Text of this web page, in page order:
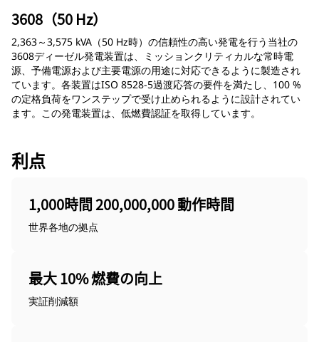
3608（50 Hz）
2,363～3,575 kVA（50 Hz時）の信頼性の高い発電を行う当社の
3608ディーゼル発電装置は、ミッションクリティカルな常時電
源、予備電源および主要電源の用途に対応できるように製造され
ています。各装置はISO 8528-5過渡応答の要件を満たし、100 %
の定格負荷をワンステップで受け止められるように設計されてい
ます。この発電装置は、低燃費認証を取得しています。
利点
1,000時間 200,000,000 動作時間
世界各地の拠点
最大 10% 燃費の向上
実証削減額